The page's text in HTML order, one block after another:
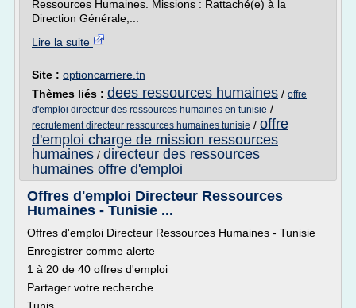
Ressources Humaines. Missions : Rattaché(e) à la
Direction Générale,...
Lire la suite
Site : optioncarriere.tn
Thèmes liés : dees ressources humaines / offre
d'emploi directeur des ressources humaines en tunisie /
recrutement directeur ressources humaines tunisie / offre
d'emploi charge de mission ressources
humaines / directeur des ressources
humaines offre d'emploi
Offres d'emploi Directeur Ressources
Humaines - Tunisie ...
Offres d'emploi Directeur Ressources Humaines - Tunisie
Enregistrer comme alerte
1 à 20 de 40 offres d'emploi
Partager votre recherche